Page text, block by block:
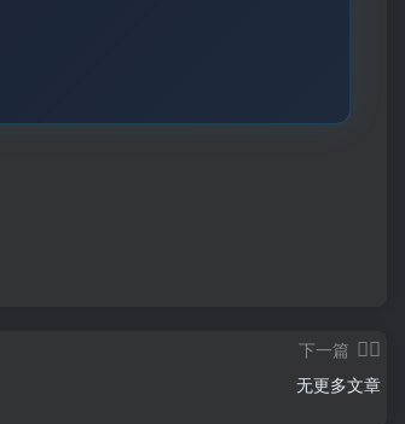
下一篇
无更多文章